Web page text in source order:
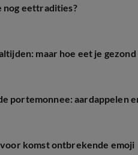
nog eettradities?
maar hoe eet je gezond
portemonnee: aardappelen
komst ontbrekende emoji